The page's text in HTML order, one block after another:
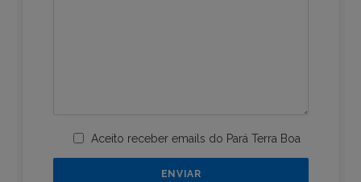
Aceito receber emails do Pará Terra Boa